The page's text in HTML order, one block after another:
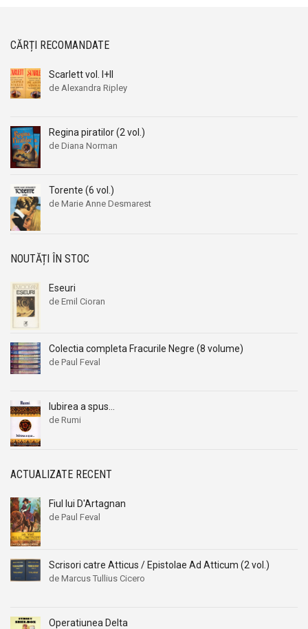
CĂRȚI RECOMANDATE
Scarlett vol. I+II
de Alexandra Ripley
Regina piratilor (2 vol.)
de Diana Norman
Torente (6 vol.)
de Marie Anne Desmarest
NOUTĂȚI ÎN STOC
Eseuri
de Emil Cioran
Colectia completa Fracurile Negre (8 volume)
de Paul Feval
Iubirea a spus…
de Rumi
ACTUALIZATE RECENT
Fiul lui D'Artagnan
de Paul Feval
Scrisori catre Atticus / Epistolae Ad Atticum (2 vol.)
de Marcus Tullius Cicero
Operatiunea Delta